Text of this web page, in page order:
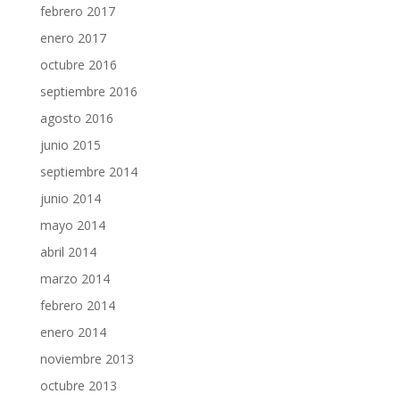
febrero 2017
enero 2017
octubre 2016
septiembre 2016
agosto 2016
junio 2015
septiembre 2014
junio 2014
mayo 2014
abril 2014
marzo 2014
febrero 2014
enero 2014
noviembre 2013
octubre 2013